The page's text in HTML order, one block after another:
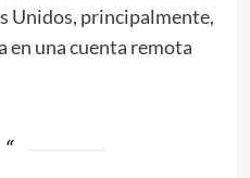
Unidos, principalmente,
en una cuenta remota